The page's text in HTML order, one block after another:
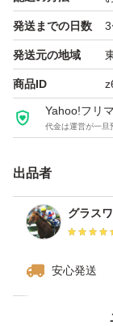
ストリペア ジェ
【特徴】
シワ改善効果が
リームです。医
ッケージデザイ
【表記・型番】
KOS
WRINKLE
発送までの日数
発送元の地域
商品ID
Yahoo!フリ
代金は運営が一旦
出品者
グラス
安心発送
価格の